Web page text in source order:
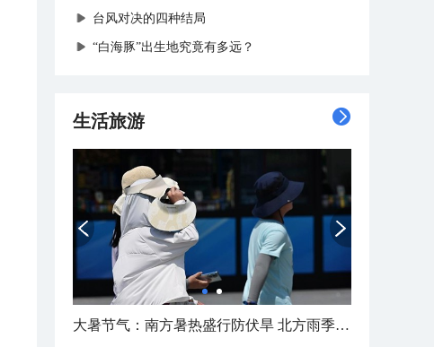
台风对决的四种结局
“白海豚”出生地究竟有多远？
生活旅游
大暑这样过：饮伏茶晒伏姜 去除湿热保健康